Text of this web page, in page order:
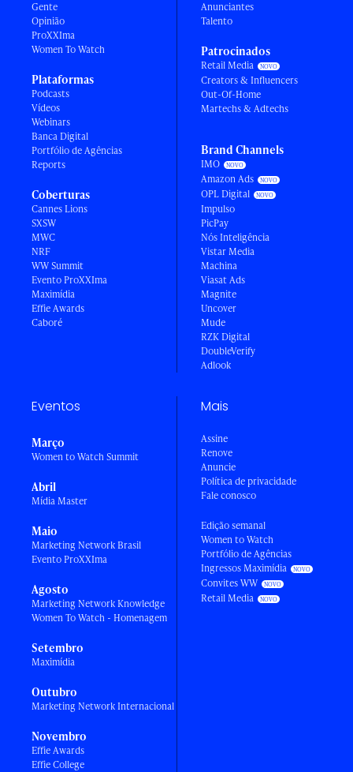
Gente
Opinião
ProXXIma
Women To Watch
Plataformas
Podcasts
Vídeos
Webinars
Banca Digital
Portfólio de Agências
Reports
Coberturas
Cannes Lions
SXSW
MWC
NRF
WW Summit
Evento ProXXIma
Maximídia
Effie Awards
Caboré
Anunciantes
Talento
Patrocinados
Retail Media
Creators & Influencers
Out-Of-Home
Martechs & Adtechs
Brand Channels
IMO
Amazon Ads
OPL Digital
Impulso
PicPay
Nós Inteligência
Vistar Media
Machina
Viasat Ads
Magnite
Uncover
Mude
RZK Digital
DoubleVerify
Adlook
Eventos
Março
Women to Watch Summit
Abril
Mídia Master
Maio
Marketing Network Brasil
Evento ProXXIma
Agosto
Marketing Network Knowledge
Women To Watch - Homenagem
Setembro
Maximídia
Outubro
Marketing Network Internacional
Novembro
Effie Awards
Effie College
Mais
Assine
Renove
Anuncie
Política de privacidade
Fale conosco
Edição semanal
Women to Watch
Portfólio de Agências
Ingressos Maximídia
Convites WW
Retail Media